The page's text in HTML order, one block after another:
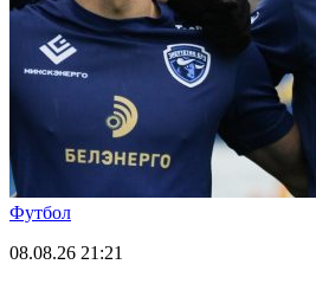
Футбол
08.08.26 21:21